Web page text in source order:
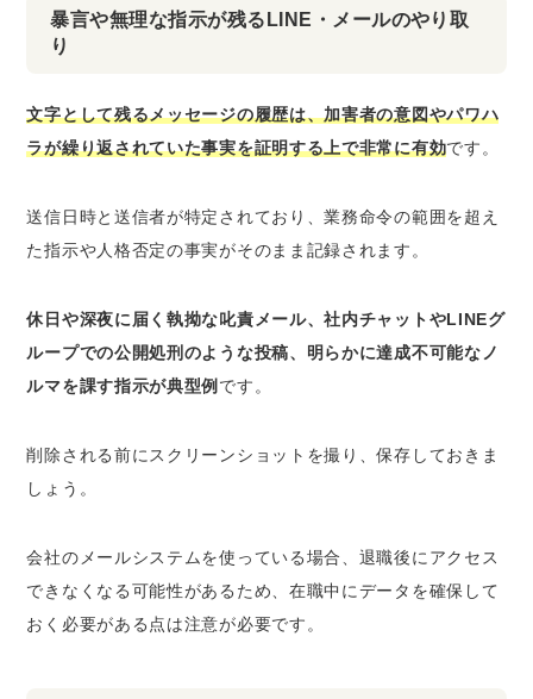
暴言や無理な指示が残るLINE・メールのやり取
り
文字として残るメッセージの履歴は、加害者の意図やパワハ
ラが繰り返されていた事実を証明する上で非常に有効です。
送信日時と送信者が特定されており、業務命令の範囲を超え
た指示や人格否定の事実がそのまま記録されます。
休日や深夜に届く執拗な叱責メール、社内チャットやLINEグ
ループでの公開処刑のような投稿、明らかに達成不可能なノ
ルマを課す指示が典型例 です。
削除される前にスクリーンショットを撮り、保存しておきま
しょう。
会社のメールシステムを使っている場合、退職後にアクセス
できなくなる可能性があるため、在職中にデータを確保して
おく必要がある点は注意が必要です。